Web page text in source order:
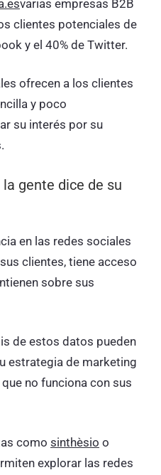
varias empresas B2B
clientes potenciales de
y el 40% de Twitter.
ofrecen a los clientes
y poco
su interés por su
gente dice de su
en las redes sociales
clientes, tiene acceso
sobre sus
de estos datos pueden
estrategia de marketing
no funciona con sus
como sinthèsio o
explorar las redes